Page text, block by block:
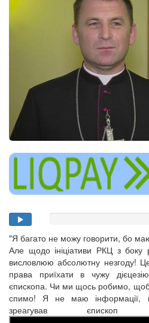
"Я багато не можу говорити, бо
Але щодо ініціативи РКЦ з боку
висловлюю абсолютну незгоду!
права приїхати в чужу
єпископа. Чи ми щось робимо,
спимо! Я не маю інформації,
зреагував єпископ